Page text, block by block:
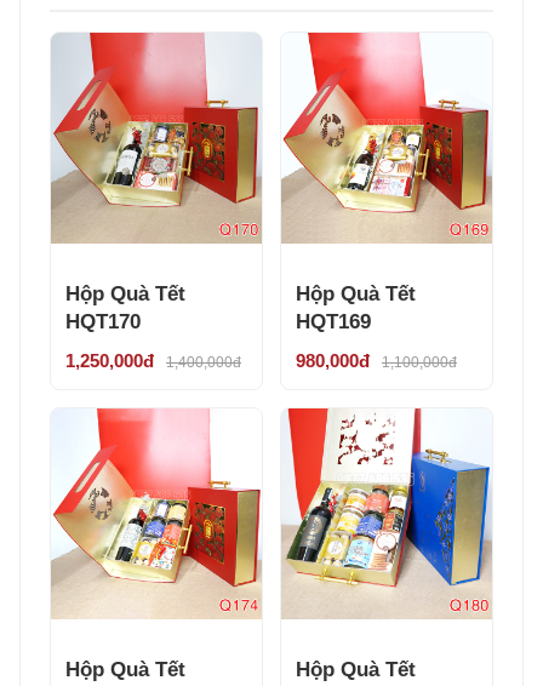
Hộp Quà Tết
HQT170
1,250,000đ 1,400,000đ
Hộp Quà Tết
HQT169
980,000đ 1,100,000đ
Hộp Quà Tết
Hộp Quà Tết